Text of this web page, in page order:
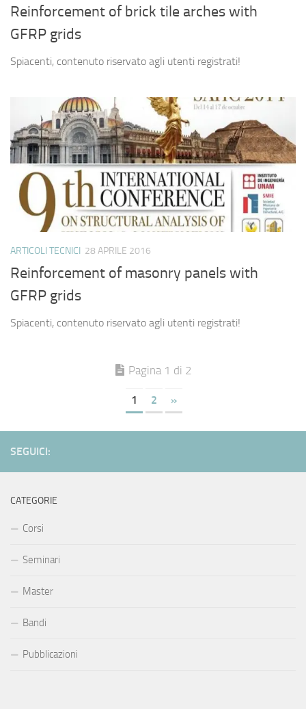
Reinforcement of brick tile arches with
GFRP grids
Spiacenti, contenuto riservato agli utenti registrati!
ARTICOLI TECNICI 28 APRILE 2016
Reinforcement of masonry panels with
GFRP grids
Spiacenti, contenuto riservato agli utenti registrati!
Pagina 1 di 2
1 2 »
SEGUICI:
CATEGORIE
Corsi
Seminari
Master
Bandi
Pubblicazioni